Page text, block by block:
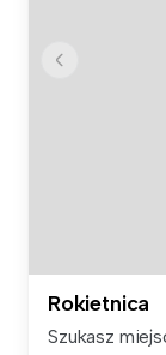
Rokietnica
Szukasz